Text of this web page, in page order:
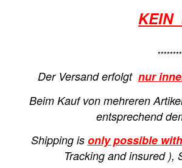
KEIN
Der Versand erfolgt nur
Beim Kauf von mehreren
entsprechend
Shipping is only possible
Tracking and insured ),